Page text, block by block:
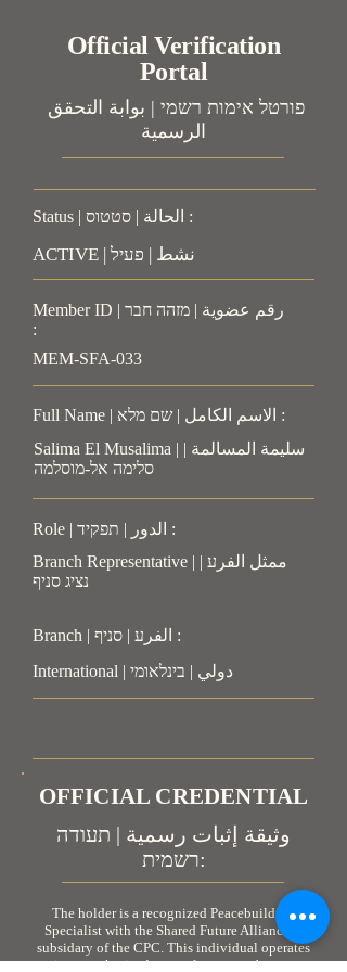
Official Verification
Portal
الرسمية
Status | الحالة | סטטוס :
ACTIVE | نشط | פעיל
Member ID | رقم عضوية | מזהה חבר
:
MEM-SFA-033
Full Name | الاسم الكامل | שם מלא :
Salima El Musalima | سليمة المسالمة |
סלימה אל-מוסלמה
Role | الدور | תפקיד :
Branch Representative | ممثل الفرע |
נציג סניף
Branch | الفرע | סניף :
International | دولي | בינלאומי
OFFICIAL CREDENTIAL
وثيقة إثبات رسمية | תעודה
רשמית:
The holder is a recognized Peacebuilding
Specialist with the Shared Future Alliance, a
subsidary of the CPC. This individual operates
in an authorized, neutral, non-combatant